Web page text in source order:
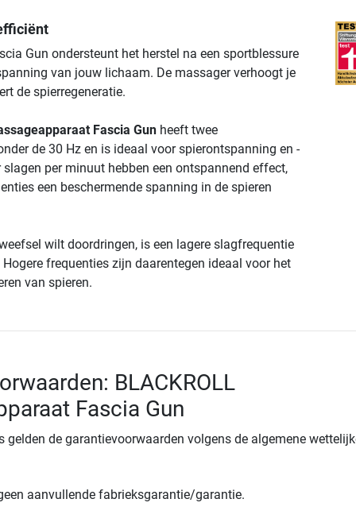
Gun ondersteunt het herstel na een sportblessure
van jouw lichaam. De massager verhoogt je
de spierregeneratie.
Fascia Gunheeft twee
de 30 Hz en is ideaal voor spierontspanning en -
slagen per minuut hebben een ontspannend effect,
een beschermende spanning in de spieren
wilt doordringen, is een lagere slagfrequentie
frequenties zijn daarentegen ideaal voor het
van spieren.
BLACKROLL
Fascia Gun
gelden de garantievoorwaarden volgens de algemene
aanvullende fabrieksgarantie/garantie.